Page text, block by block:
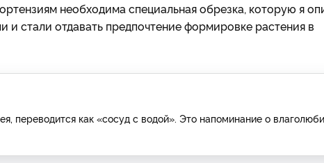
необходима специальная обрезка, которую я
и стали отдавать предпочтение формировке растения в
переводится как «сосуд с водой». Это напоминание о